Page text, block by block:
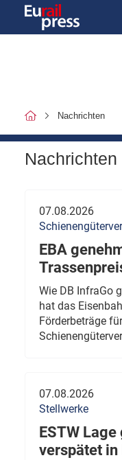
Nachrichten
Nachrichten
07.08.2026
EBA
Wie DB InfraGo
hat das
Förderbeträge
07.08.2026
Stellwerke
ESTW
verspätet in